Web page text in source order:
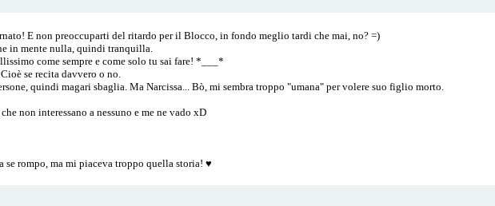
E non preoccuparti del ritardo per il Blocco, in fondo meglio tardi che mai, no? =)
in mente nulla, quindi tranquilla.
come sempre e come solo tu sai fare! *___*
se recita davvero o no.
quindi magari sbaglia. Ma Narcissa... Bò, mi sembra troppo "umana" per volere suo figlio morto.
non interessano a nessuno e me ne vado xD
se rompo, ma mi piaceva troppo quella storia! ♥